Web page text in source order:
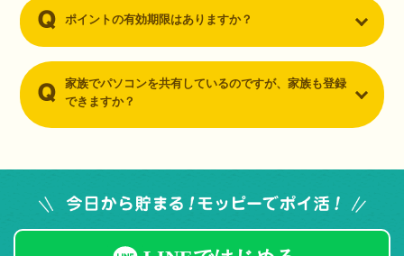
ポイントの有効期限はありますか？
家族でパソコンを共有しているのですが、家族も登録
できますか？